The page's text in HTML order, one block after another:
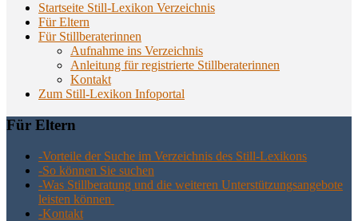
Startseite Still-Lexikon Verzeichnis
Für Eltern
Für Stillberaterinnen
Aufnahme ins Verzeichnis
Anlei­tung für regis­trier­te Stillberaterinnen
Kon­takt
Zum Still-Lexikon Infoportal
Für Eltern
-Vor­tei­le der Suche im Ver­zeich­nis des Still-Lexikons
-So kön­nen Sie suchen
-Was Still­be­ra­tung und die wei­te­ren Unter­stüt­zungs­an­ge­bo­te
leis­ten können
-Kon­takt